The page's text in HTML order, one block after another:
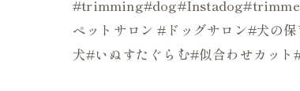
ペットサロン #ドッグサロン#犬の
犬#いぬすたぐらむ#似合わせカッ